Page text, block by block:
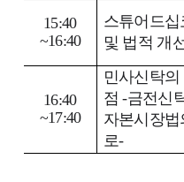
15:40
~16:40
스튜어드
및 법적 개
16:40
~17:40
민사신탁
점-금전신
자본시장
로-